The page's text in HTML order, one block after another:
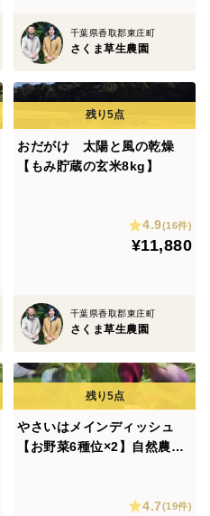
千葉県香取郡東庄町
さくま草生農園
おだがけ 太陽と風の乾燥
【もみ貯蔵の玄米8kg】
4.9(16件)
¥11,880
千葉県香取郡東庄町
さくま草生農園
やさいはメインディッシュ
【お野菜6種位×2】自然農の
4.7(19件)